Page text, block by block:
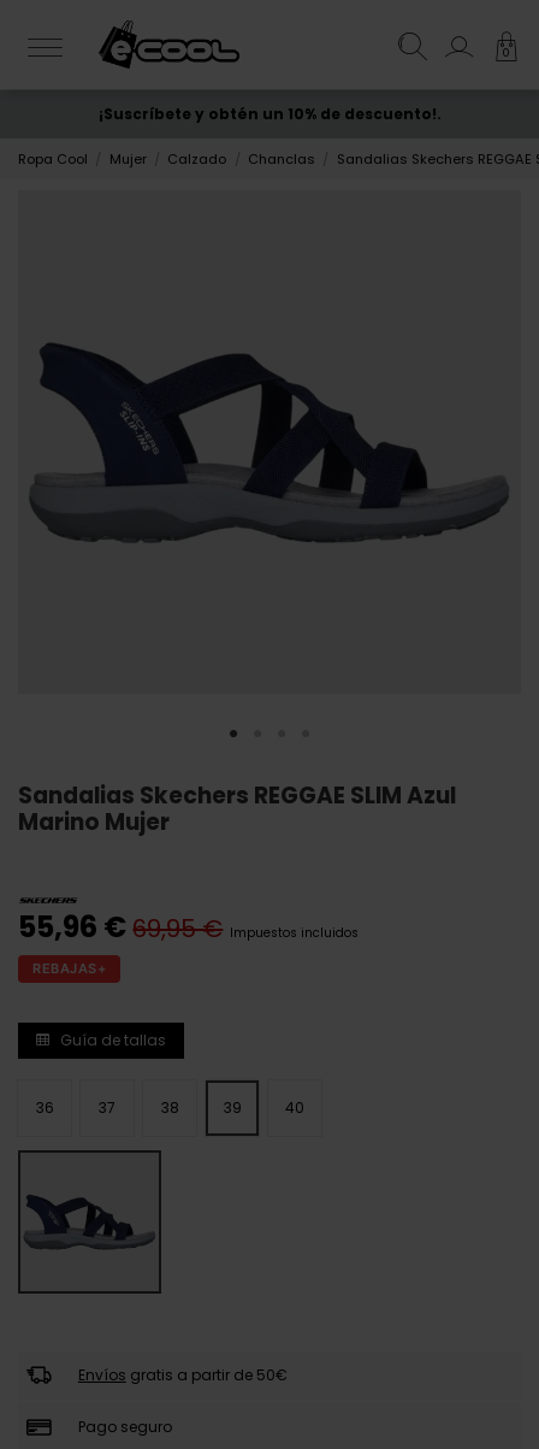
0
ENVÍO GRATIS desde 50€
¡Suscríbete y obtén un 10% de descuento!.
Ropa Cool Mujer Calzado Chanclas Sandalias Skechers REGGAE
Sandalias Skechers REGGAE SLIM Azul
Marino Mujer
55,96 €69,95 € Impuestos incluidos
REBAJAS+
Guía de tallas
36 37 38 39 40
Envíos gratis a partir de 50€
Pago seguro